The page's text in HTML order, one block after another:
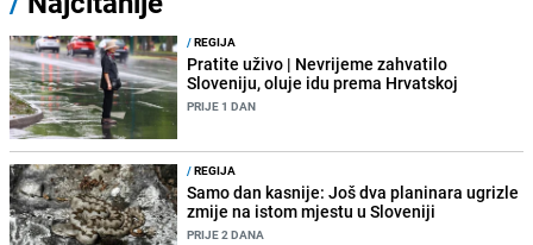
/REGIJA
Pratite uživo | Nevrijeme zahvatilo
Sloveniju, oluje idu prema Hrvatskoj
PRIJE 1 DAN
/REGIJA
Samo dan kasnije: Još dva planinara ugrizle
zmije na istom mjestu u Sloveniji
PRIJE 2 DANA